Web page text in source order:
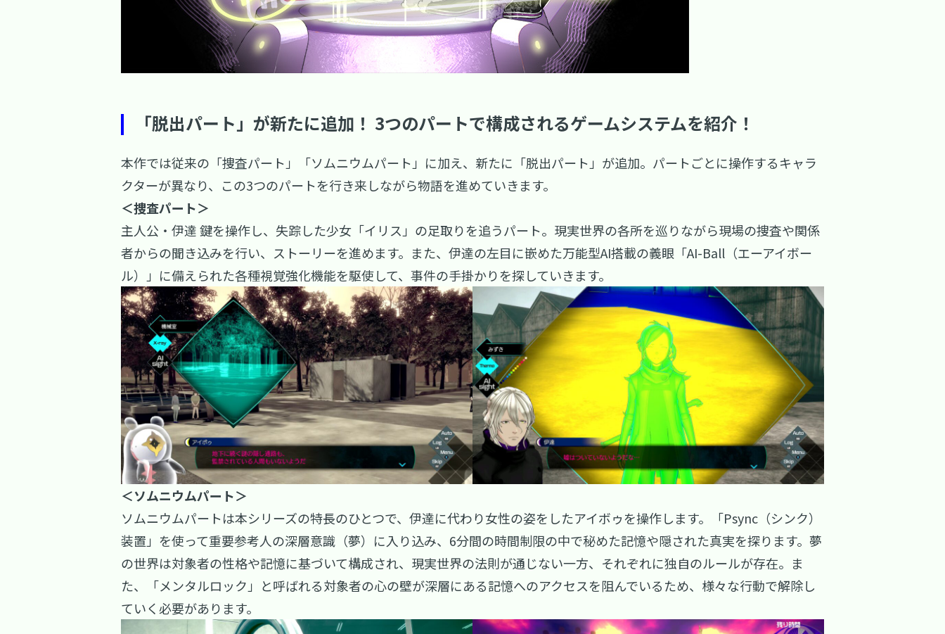
「脱出パート」が新たに追加！ 3つのパートで構成されるゲームシステムを紹介！
本作では従来の「捜査パート」「ソムニウムパート」に加え、新たに「脱出パート」が追加。パートごとに操作するキャラ
クターが異なり、この3つのパートを行き来しながら物語を進めていきます。
＜捜査パート＞
主人公・伊達 鍵を操作し、失踪した少女「イリス」の足取りを追うパート。現実世界の各所を巡りながら現場の捜査や関係
者からの聞き込みを行い、ストーリーを進めます。また、伊達の左目に嵌めた万能型AI搭載の義眼「AI-Ball（エーアイボー
ル）」に備えられた各種視覚強化機能を駆使して、事件の手掛かりを探していきます。
＜ソムニウムパート＞
ソムニウムパートは本シリーズの特長のひとつで、伊達に代わり女性の姿をしたアイボゥを操作します。「Psync（シンク）
装置」を使って重要参考人の深層意識（夢）に入り込み、6分間の時間制限の中で秘めた記憶や隠された真実を探ります。夢
の世界は対象者の性格や記憶に基づいて構成され、現実世界の法則が通じない一方、それぞれに独自のルールが存在。ま
た、「メンタルロック」と呼ばれる対象者の心の壁が深層にある記憶へのアクセスを阻んでいるため、様々な行動で解除し
ていく必要があります。